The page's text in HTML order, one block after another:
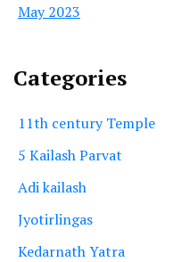
May 2023
Categories
11th century Temple
5 Kailash Parvat
Adi kailash
Jyotirlingas
Kedarnath Yatra